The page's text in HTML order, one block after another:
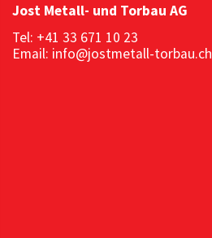
Jost Metall- und Torbau AG
Tel: +41 33 671 10 23
Email: info@jostmetall-torbau.ch